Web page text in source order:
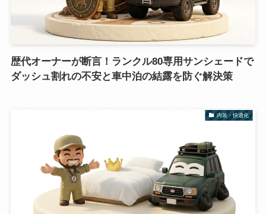
歴代オーナーが断言！ランクル80専用サンシェードで
ダッシュ割れの不安と車中泊の結露を防ぐ解決策
内装・快適化